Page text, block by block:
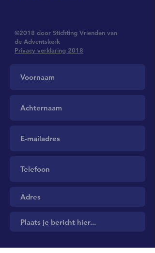
©2018 door Stichting Vrienden van
de Adventskerk
Privacy verklaring 2018